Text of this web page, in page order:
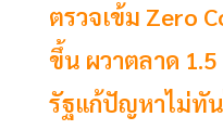
ตรวจเข้ม Zero
ขึ้น ผวาตลาด
รัฐแก้ปัญหาไม่ทัน